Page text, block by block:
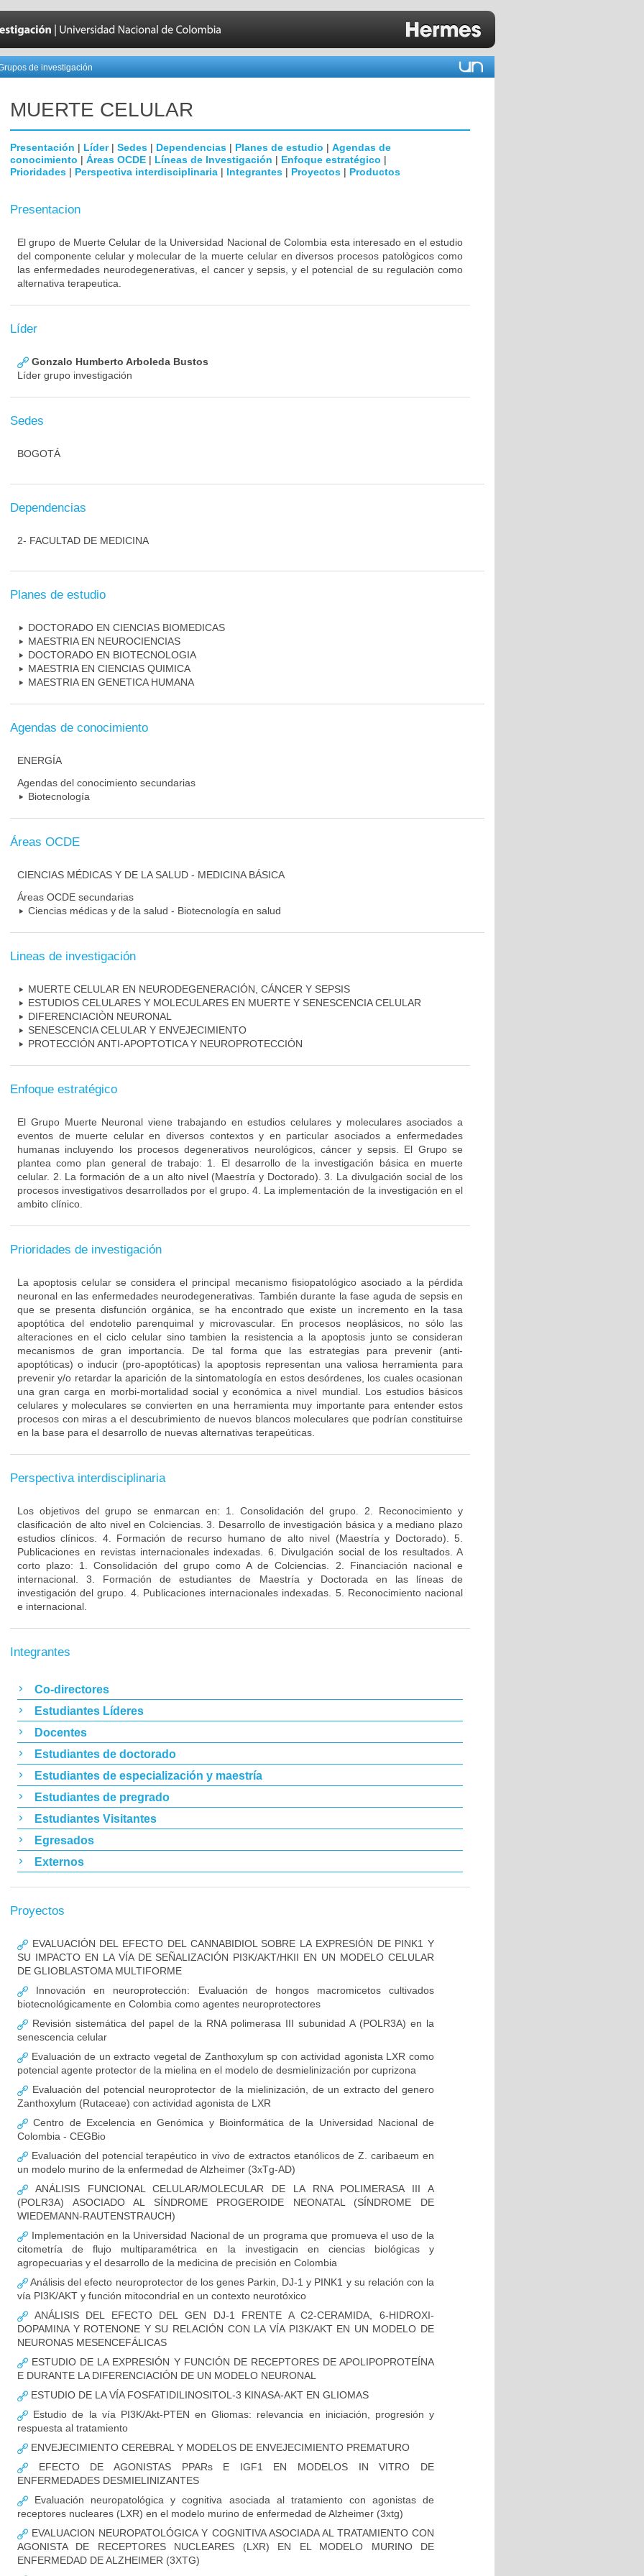
de investigación
MUERTE CELULAR
Presentación | Líder| Sedes | Dependencias | Planes de estudio | Agendas de
conocimiento | Áreas OCDE | Líneas de Investigación | Enfoque estratégico |
Prioridades | Perspectiva interdisciplinaria | Integrantes | Proyectos | Productos
Presentacion
El grupo de Muerte Celular de la Universidad Nacional de Colombia esta interesado en el estudio
del componente celular y molecular de la muerte celular en diversos procesos patològicos como
las enfermedades neurodegenerativas, el cancer y sepsis, y el potencial de su regulaciòn como
alternativa terapeutica.
Líder
Gonzalo Humberto Arboleda Bustos
Líder grupo investigación
Sedes
BOGOTÁ
Dependencias
2- FACULTAD DE MEDICINA
Planes de estudio
DOCTORADO EN CIENCIAS BIOMEDICAS
MAESTRIA EN NEUROCIENCIAS
DOCTORADO EN BIOTECNOLOGIA
MAESTRIA EN CIENCIAS QUIMICA
MAESTRIA EN GENETICA HUMANA
Agendas de conocimiento
ENERGÍA
Agendas del conocimiento secundarias
Biotecnología
Áreas OCDE
CIENCIAS MÉDICAS Y DE LA SALUD - MEDICINA BÁSICA
Áreas OCDE secundarias
Ciencias médicas y de la salud - Biotecnología en salud
Lineas de investigación
MUERTE CELULAR EN NEURODEGENERACIÓN, CÁNCER Y SEPSIS
ESTUDIOS CELULARES Y MOLECULARES EN MUERTE Y SENESCENCIA CELULAR
DIFERENCIACIÒN NEURONAL
SENESCENCIA CELULAR Y ENVEJECIMIENTO
PROTECCIÓN ANTI-APOPTOTICA Y NEUROPROTECCIÓN
Enfoque estratégico
El Grupo Muerte Neuronal viene trabajando en estudios celulares y moleculares asociados a
eventos de muerte celular en diversos contextos y en particular asociados a enfermedades
humanas incluyendo los procesos degenerativos neurológicos, cáncer y sepsis. El Grupo se
plantea como plan general de trabajo: 1. El desarrollo de la investigación básica en muerte
celular. 2. La formación de a un alto nivel (Maestría y Doctorado). 3. La divulgación social de los
procesos investigativos desarrollados por el grupo. 4. La implementación de la investigación en el
ambito clínico.
Prioridades de investigación
La apoptosis celular se considera el principal mecanismo fisiopatológico asociado a la pérdida
neuronal en las enfermedades neurodegenerativas. También durante la fase aguda de sepsis en
que se presenta disfunción orgánica, se ha encontrado que existe un incremento en la tasa
apoptótica del endotelio parenquimal y microvascular. En procesos neoplásicos, no sólo las
alteraciones en el ciclo celular sino tambien la resistencia a la apoptosis junto se consideran
mecanismos de gran importancia. De tal forma que las estrategias para prevenir (anti-
apoptóticas) o inducir (pro-apoptóticas) la apoptosis representan una valiosa herramienta para
prevenir y/o retardar la aparición de la sintomatología en estos desórdenes, los cuales ocasionan
una gran carga en morbi-mortalidad social y económica a nivel mundial. Los estudios básicos
celulares y moleculares se convierten en una herramienta muy importante para entender estos
procesos con miras a el descubrimiento de nuevos blancos moleculares que podrían constituirse
en la base para el desarrollo de nuevas alternativas terapeúticas.
Perspectiva interdisciplinaria
Los objetivos del grupo se enmarcan en: 1. Consolidación del grupo. 2. Reconocimiento y
clasificación de alto nivel en Colciencias. 3. Desarrollo de investigación básica y a mediano plazo
estudios clínicos. 4. Formación de recurso humano de alto nivel (Maestría y Doctorado). 5.
Publicaciones en revistas internacionales indexadas. 6. Divulgación social de los resultados. A
corto plazo: 1. Consolidación del grupo como A de Colciencias. 2. Financiación nacional e
internacional. 3. Formación de estudiantes de Maestría y Doctorada en las líneas de
investigación del grupo. 4. Publicaciones internacionales indexadas. 5. Reconocimiento nacional
e internacional.
Integrantes
Co-directores
Estudiantes Líderes
Docentes
Estudiantes de doctorado
Estudiantes de especialización y maestría
Estudiantes de pregrado
Estudiantes Visitantes
Egresados
Externos
Proyectos
EVALUACIÓN DEL EFECTO DEL CANNABIDIOL SOBRE LA EXPRESIÓN DE PINK1 Y
SU IMPACTO EN LA VÍA DE SEÑALIZACIÓN PI3K/AKT/HKII EN UN MODELO CELULAR
DE GLIOBLASTOMA MULTIFORME
Innovación en neuroprotección: Evaluación de hongos macromicetos cultivados
biotecnológicamente en Colombia como agentes neuroprotectores
Revisión sistemática del papel de la RNA polimerasa III subunidad A (POLR3A) en la
senescencia celular
Evaluación de un extracto vegetal de Zanthoxylum sp con actividad agonista LXR como
potencial agente protector de la mielina en el modelo de desmielinización por cuprizona
Evaluación del potencial neuroprotector de la mielinización, de un extracto del genero
Zanthoxylum (Rutaceae) con actividad agonista de LXR
Centro de Excelencia en Genómica y Bioinformática de la Universidad Nacional de
Colombia - CEGBio
Evaluación del potencial terapéutico in vivo de extractos etanólicos de Z. caribaeum en
un modelo murino de la enfermedad de Alzheimer (3xTg-AD)
ANÁLISIS FUNCIONAL CELULAR/MOLECULAR DE LA RNA POLIMERASA III A
(POLR3A) ASOCIADO AL SÍNDROME PROGEROIDE NEONATAL (SÍNDROME DE
WIEDEMANN-RAUTENSTRAUCH)
Implementación en la Universidad Nacional de un programa que promueva el uso de la
citometría de flujo multiparamétrica en la investigacin en ciencias biológicas y
agropecuarias y el desarrollo de la medicina de precisión en Colombia
Análisis del efecto neuroprotector de los genes Parkin, DJ-1 y PINK1 y su relación con la
vía PI3K/AKT y función mitocondrial en un contexto neurotóxico
ANÁLISIS DEL EFECTO DEL GEN DJ-1 FRENTE A C2-CERAMIDA, 6-HIDROXI-
DOPAMINA Y ROTENONE Y SU RELACIÓN CON LA VÍA PI3K/AKT EN UN MODELO DE
NEURONAS MESENCEFÁLICAS
ESTUDIO DE LA EXPRESIÓN Y FUNCIÓN DE RECEPTORES DE APOLIPOPROTEÍNA
E DURANTE LA DIFERENCIACIÓN DE UN MODELO NEURONAL
ESTUDIO DE LA VÍA FOSFATIDILINOSITOL-3 KINASA-AKT EN GLIOMAS
Estudio de la vía PI3K/Akt-PTEN en Gliomas: relevancia en iniciación, progresión y
respuesta al tratamiento
ENVEJECIMIENTO CEREBRAL Y MODELOS DE ENVEJECIMIENTO PREMATURO
EFECTO DE AGONISTAS PPARs E IGF1 EN MODELOS IN VITRO DE
ENFERMEDADES DESMIELINIZANTES
Evaluación neuropatológica y cognitiva asociada al tratamiento con agonistas de
receptores nucleares (LXR) en el modelo murino de enfermedad de Alzheimer (3xtg)
EVALUACION NEUROPATOLÓGICA Y COGNITIVA ASOCIADA AL TRATAMIENTO CON
AGONISTA DE RECEPTORES NUCLEARES (LXR) EN EL MODELO MURINO DE
ENFERMEDAD DE ALZHEIMER (3XTG)